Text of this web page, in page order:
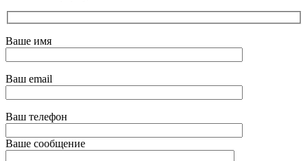
Ваше имя
Ваш email
Ваш телефон
Ваше сообщение